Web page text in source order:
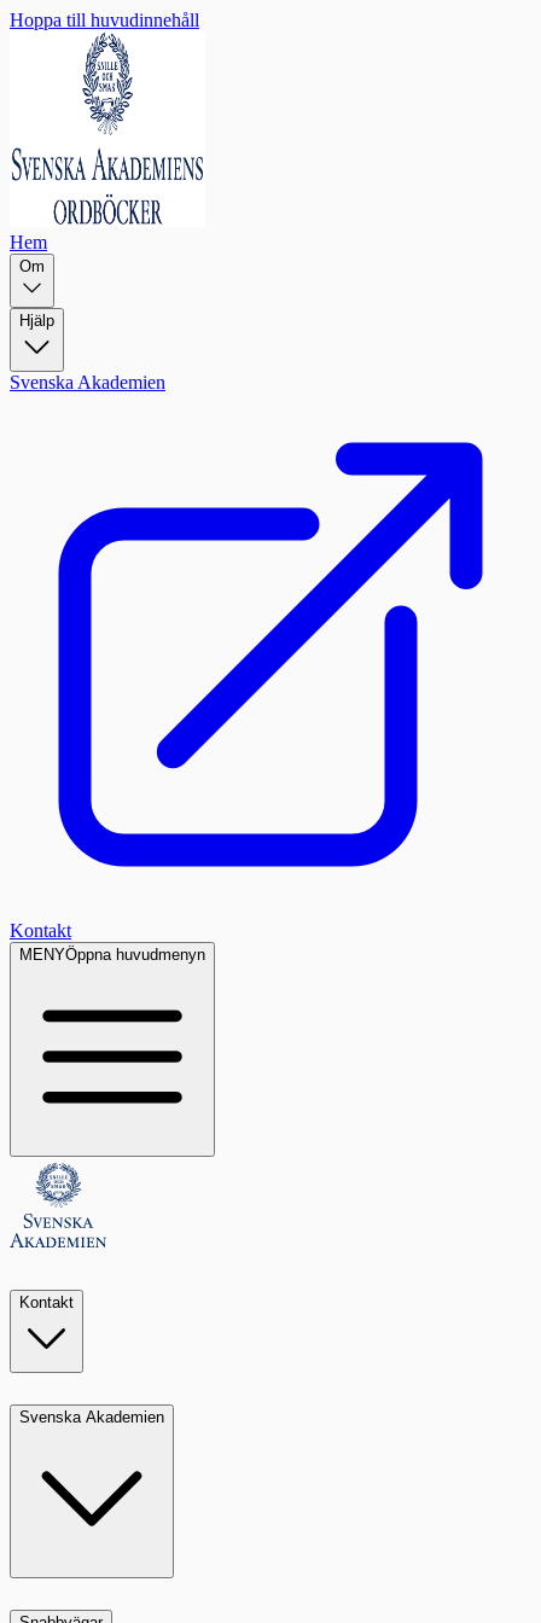
Hoppa till huvudinnehåll
Hem
Om
Hjälp
Svenska Akademien
Kontakt
MENYÖppna huvudmenyn
Kontakt
Svenska Akademien